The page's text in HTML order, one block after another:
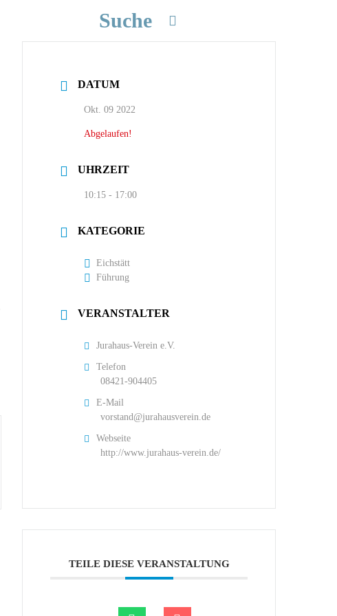
Suche
DATUM
Okt. 09 2022
Abgelaufen!
UHRZEIT
10:15 - 17:00
KATEGORIE
Eichstätt
Führung
VERANSTALTER
Jurahaus-Verein e.V.
Telefon
08421-904405
E-Mail
vorstand@jurahausverein.de
Webseite
http://www.jurahaus-verein.de/
TEILE DIESE VERANSTALTUNG